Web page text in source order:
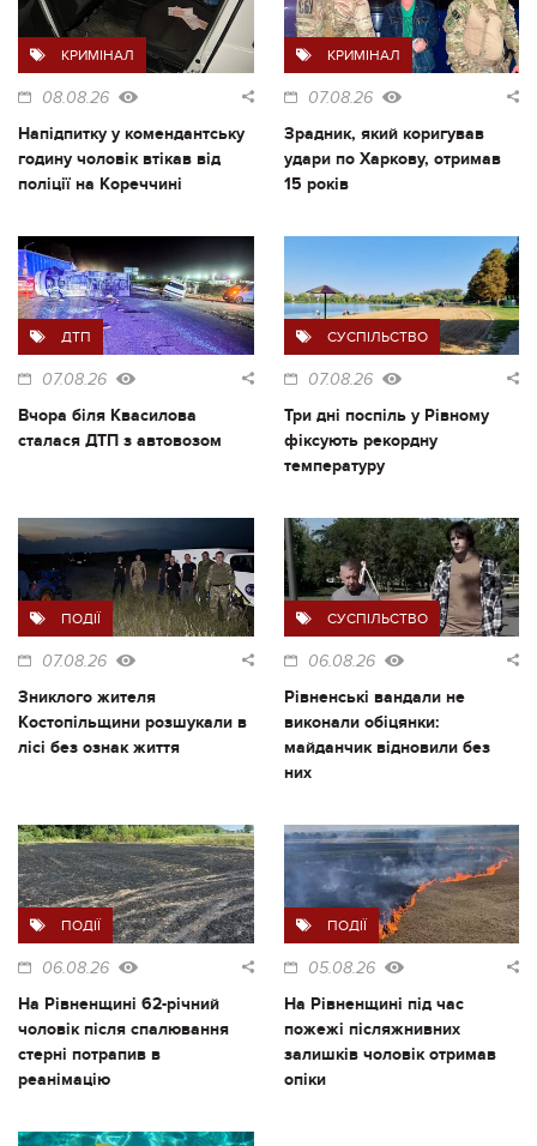
КРИМІНАЛ
08.08.26
Напідпитку у комендантську
годину чоловік втікав від
поліції на Кореччині
КРИМІНАЛ
07.08.26
Зрадник, який коригував
удари по Харкову, отримав
15 років
ДТП
07.08.26
Вчора біля Квасилова
сталася ДТП з автовозом
СУСПІЛЬСТВО
07.08.26
Три дні поспіль у Рівному
фіксують рекордну
температуру
ПОДІЇ
07.08.26
Зниклого жителя
Костопільщини розшукали в
лісі без ознак життя
СУСПІЛЬСТВО
06.08.26
Рівненські вандали не
виконали обіцянки:
майданчик відновили без
них
ПОДІЇ
06.08.26
На Рівненщині 62-річний
чоловік після спалювання
стерні потрапив в
реанімацію
ПОДІЇ
05.08.26
На Рівненщині під час
пожежі післяжнивних
залишків чоловік отримав
опіки